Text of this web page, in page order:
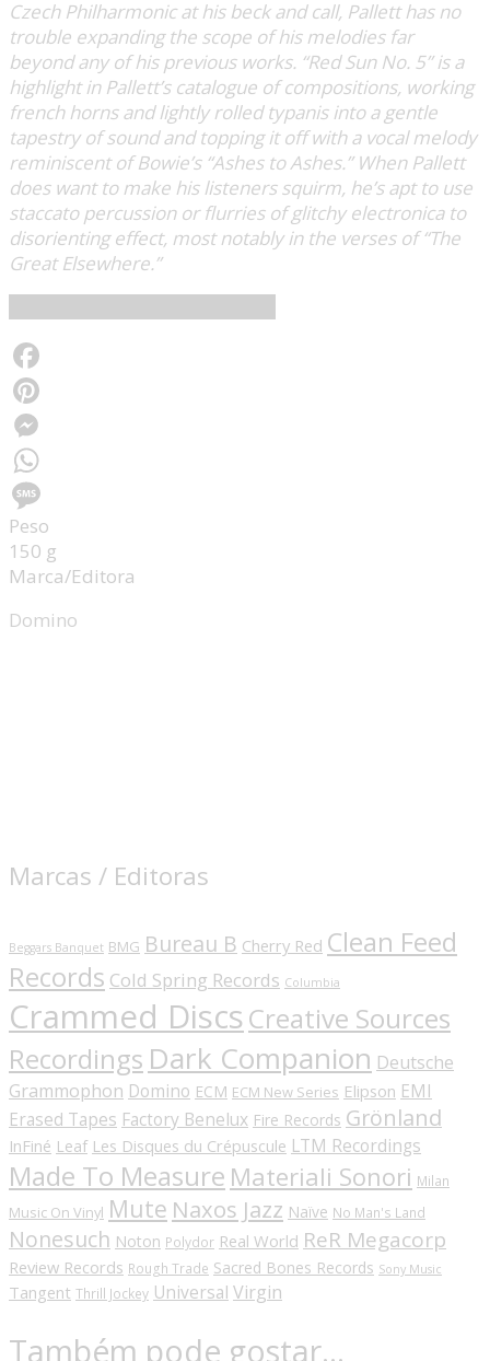
Czech Philharmonic at his beck and call, Pallett has no
trouble expanding the scope of his melodies far
beyond any of his previous works. “Red Sun No. 5” is a
highlight in Pallett’s catalogue of compositions, working
french horns and lightly rolled typanis into a gentle
tapestry of sound and topping it off with a vocal melody
reminiscent of Bowie’s “Ashes to Ashes.” When Pallett
does want to make his listeners squirm, he’s apt to use
staccato percussion or flurries of glitchy electronica to
disorienting effect, most notably in the verses of “The
Great Elsewhere.”
Facebook
Pinterest
Messenger
WhatsApp
Message
Peso
150 g
Marca/Editora
Domino
Marcas / Editoras
Beggars Banquet BMG Bureau B Cherry Red Clean Feed
Records Cold Spring Records Columbia
Crammed Discs Creative Sources
Recordings Dark Companion Deutsche
Grammophon Domino ECM ECM New Series Elipson EMI
Erased Tapes Factory Benelux Fire Records Grönland
InFiné Leaf Les Disques du Crépuscule LTM Recordings
Made To Measure Materiali Sonori Milan
Music On Vinyl Mute Naxos Jazz Naïve No Man's Land
Nonesuch Noton Polydor Real World ReR Megacorp
Review Records Rough Trade Sacred Bones Records Sony Music
Tangent Thrill Jockey Universal Virgin
Também pode gostar…